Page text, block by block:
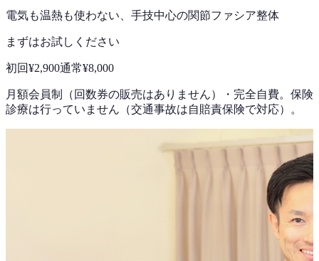
電気も温熱も使わない、手技中心の関節ファシア整体
まずはお試しください
初回¥2,900通常¥8,000
月額会員制（回数券の販売はありません） ・ 完全自費。保険
診療は行っていません（交通事故は自賠責保険で対応）。